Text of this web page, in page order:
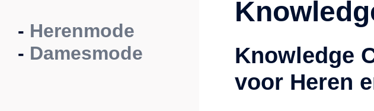
Knowledge
voor Heren
- Herenmode
- Damesmode